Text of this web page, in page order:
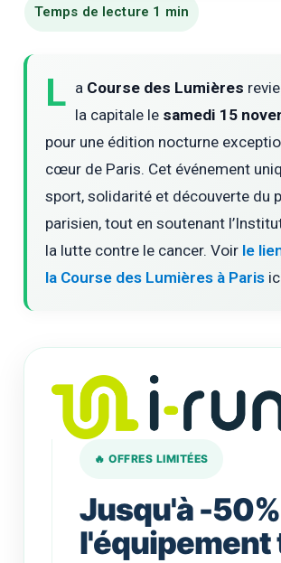
L a Course des Lumières
la capitale le samedi 15
pour une édition nocturne
cœur de Paris. Cet événement
sport, solidarité et découverte du
parisien, tout en soutenant
la lutte contre le cancer. Voir le
la Course des Lumières à Paris
🔥 OFFRES LIMITÉES
Jusqu'à -
l'équipement